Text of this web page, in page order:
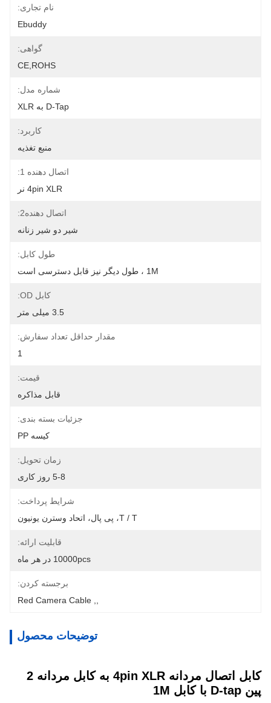
نام تجاری:
Ebuddy
گواهی:
CE,ROHS
شماره مدل:
D-Tap به XLR
کاربرد:
منبع تغذیه
اتصال دهنده 1:
4pin XLR نر
اتصال دهنده2:
شیر دو شیر زنانه
طول کابل:
1M ، طول دیگر نیز قابل دسترسی است
کابل OD:
3.5 میلی متر
مقدار حداقل تعداد سفارش:
1
قیمت:
قابل مذاکره
جزئیات بسته بندی:
کیسه PP
زمان تحویل:
5-8 روز کاری
شرایط پرداخت:
T / T، پی پال، اتحاد وسترن یونیون
قابلیت ارائه:
10000pcs در هر ماه
برجسته کردن:
Red Camera Cable
توضیحات محصول
کابل اتصال مردانه 4pin XLR به کابل مردانه 2
پین D-tap با کابل 1M